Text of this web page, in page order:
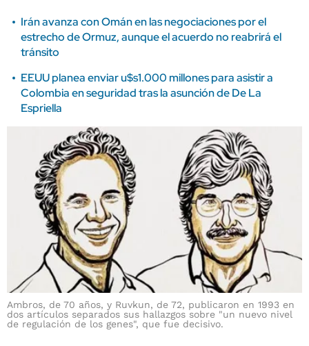
Irán avanza con Omán en las negociaciones por el
estrecho de Ormuz, aunque el acuerdo no reabrirá el
tránsito
EEUU planea enviar u$s1.000 millones para asistir a
Colombia en seguridad tras la asunción de De La
Espriella
Ambros, de 70 años, y Ruvkun, de 72, publicaron en 1993 en
dos artículos separados sus hallazgos sobre "un nuevo nivel
de regulación de los genes", que fue decisivo.